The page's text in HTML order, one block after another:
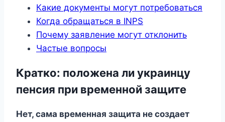
Какие документы могут потребоваться
Когда обращаться в INPS
Почему заявление могут отклонить
Частые вопросы
Кратко: положена ли украинцу
пенсия при временной защите
Нет, сама временная защита не создает